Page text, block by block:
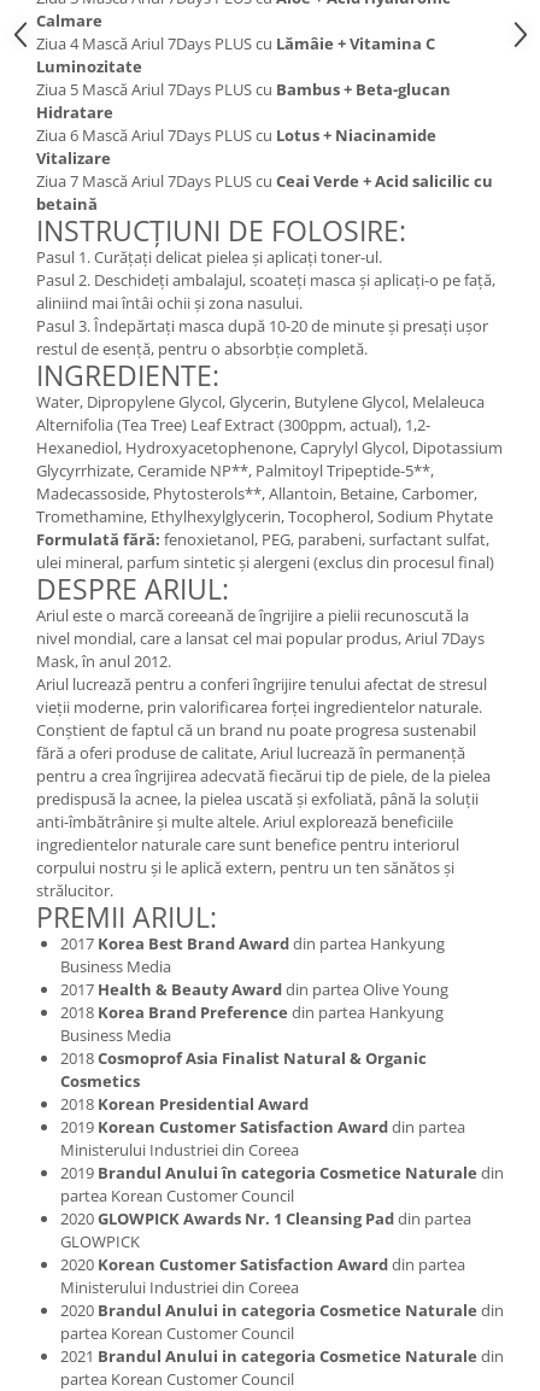
Cătină
Chlorella
Colina
Electroliti
Produse Apicole
Cacao
Calmare
Ziua 4 Mască Ariul 7Days PLUS cu Lămâie + Vitamina C
Luminozitate
Ziua 5 Mască Ariul 7Days PLUS cu Bambus + Beta-glucan
Hidratare
Ziua 6 Mască Ariul 7Days PLUS cu Lotus + Niacinamide
Vitalizare
Ziua 7 Mască Ariul 7Days PLUS cu Ceai Verde + Acid salicilic cu
betaină
INSTRUCȚIUNI DE FOLOSIRE:
Pasul 1. Curățați delicat pielea și aplicați toner-ul.
Pasul 2. Deschideți ambalajul, scoateți masca și aplicați-o pe față,
aliniind mai întâi ochii și zona nasului.
Pasul 3. Îndepărtați masca după 10-20 de minute și presați ușor
restul de esență, pentru o absorbție completă.
INGREDIENTE:
Water, Dipropylene Glycol, Glycerin, Butylene Glycol, Melaleuca
Alternifolia (Tea Tree) Leaf Extract (300ppm, actual), 1,2-
Hexanediol, Hydroxyacetophenone, Caprylyl Glycol, Dipotassium
Glycyrrhizate, Ceramide NP**, Palmitoyl Tripeptide-5**,
Madecassoside, Phytosterols**, Allantoin, Betaine, Carbomer,
Tromethamine, Ethylhexylglycerin, Tocopherol, Sodium Phytate
Formulată fără: fenoxietanol, PEG, parabeni, surfactant sulfat,
ulei mineral, parfum sintetic și alergeni (exclus din procesul final)
DESPRE ARIUL:
Ariul este o marcă coreeană de îngrijire a pielii recunoscută la
nivel mondial, care a lansat cel mai popular produs, Ariul 7Days
Mask, în anul 2012.
Ariul lucrează pentru a conferi îngrijire tenului afectat de stresul
vieții moderne, prin valorificarea forței ingredientelor naturale.
Conștient de faptul că un brand nu poate progresa sustenabil
fără a oferi produse de calitate, Ariul lucrează în permanență
pentru a crea îngrijirea adecvată fiecărui tip de piele, de la pielea
predispusă la acnee, la pielea uscată și exfoliată, până la soluții
anti-îmbătrânire și multe altele. Ariul explorează beneficiile
ingredientelor naturale care sunt benefice pentru interiorul
corpului nostru și le aplică extern, pentru un ten sănătos și
strălucitor.
PREMII ARIUL:
2017 Korea Best Brand Awarddin partea Hankyung
Business Media
2017 Health & Beauty Awarddin partea Olive Young
2018 Korea Brand Preference din partea Hankyung
Business Media
2018Cosmoprof Asia Finalist Natural & Organic
Cosmetics
2018 Korean Presidential Award
2019 Korean Customer Satisfaction Awarddin partea
Ministerului Industriei din Coreea
2019 Brandul Anului în categoria Cosmetice Naturale din
partea Korean Customer Council
2020GLOWPICK Awards Nr. 1 Cleansing Paddin partea
GLOWPICK
2020 Korean Customer Satisfaction Awarddin partea
Ministerului Industriei din Coreea
2020 Brandul Anului in categoria Cosmetice Naturale din
partea Korean Customer Council
2021 Brandul Anului in categoria Cosmetice Naturale din
partea Korean Customer Council